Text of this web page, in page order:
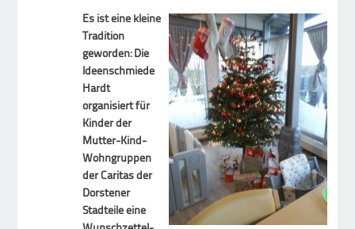
Es ist eine kleine
Tradition
geworden: Die
Ideenschmiede
Hardt
organisiert für
Kinder der
Mutter-Kind-
Wohngruppen
der Caritas der
Dorstener
Stadteile eine